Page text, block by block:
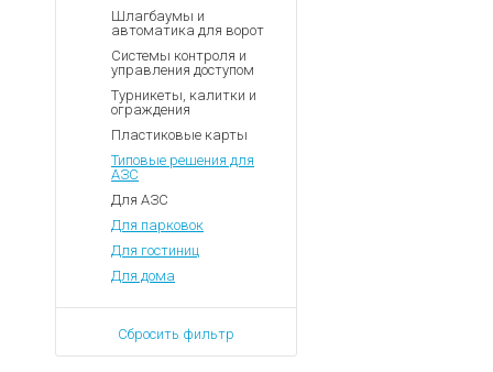
Шлагбаумы и
автоматика для ворот
Системы контроля и
управления доступом
Турникеты, калитки и
ограждения
Пластиковые карты
Типовые решения для
АЗС
Для АЗС
Для парковок
Для гостиниц
Для дома
Сбросить фильтр